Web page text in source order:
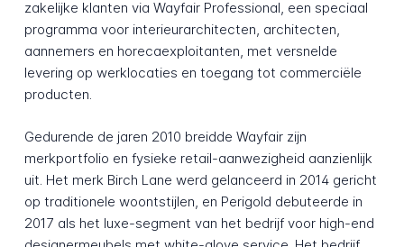
zakelijke klanten via Wayfair Professional, een speciaal
programma voor interieurarchitecten, architecten,
aannemers en horecaexploitanten, met versnelde
levering op werklocaties en toegang tot commerciële
producten.
Gedurende de jaren 2010 breidde Wayfair zijn
merkportfolio en fysieke retail-aanwezigheid aanzienlijk
uit. Het merk Birch Lane werd gelanceerd in 2014 gericht
op traditionele woontstijlen, en Perigold debuteerde in
2017 als het luxe-segment van het bedrijf voor high-end